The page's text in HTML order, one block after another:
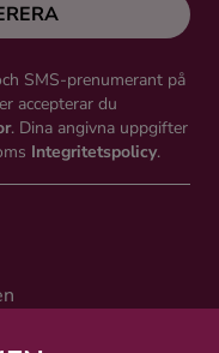
SMS-prenumerant på
accepterar du
. Dina angivna uppgifter
Integritetspolicy.